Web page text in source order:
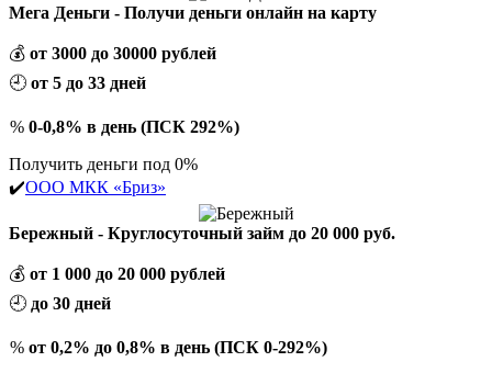
Мега Деньги - Получи деньги онлайн на карту
💰 от 3000 до 30000 рублей
🕘 от 5 до 33 дней
% 0-0,8% в день (ПСК 292%)
Получить деньги под 0%
✔️ООО МКК «Бриз»
Бережный - Круглосуточный займ до 20 000 руб.
💰 от 1 000 до 20 000 рублей
🕘 до 30 дней
% от 0,2% до 0,8% в день (ПСК 0-292%)